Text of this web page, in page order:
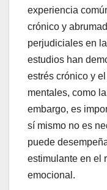
experiencia
crónico y
perjudiciales en
estudios han
estrés crónico y
mentales, como
embargo, es
sí mismo no es
puede
estimulante en el
emocional.